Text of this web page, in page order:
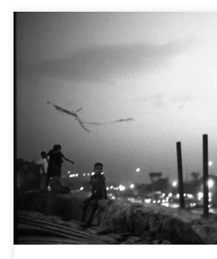
Après chaque séance de partage,
électronique pour sélectionner la
quoi le ou la photographe du mois